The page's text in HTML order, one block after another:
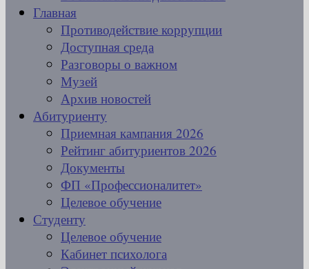
Главная
Противодействие коррупции
Доступная среда
Разговоры о важном
Музей
Архив новостей
Абитуриенту
Приемная кампания 2026
Рейтинг абитуриентов 2026
Документы
ФП «Профессионалитет»
Целевое обучение
Студенту
Целевое обучение
Кабинет психолога